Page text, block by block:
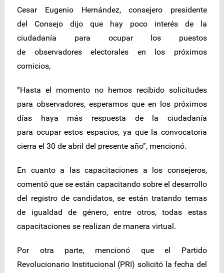
Cesar Eugenio Hernández, consejero presidente
del Consejo dijo que hay poco interés de la
ciudadanía para ocupar los puestos
de observadores electorales en los próximos
comicios,
“Hasta el momento no hemos recibido solicitudes
para observadores, esperamos que en los próximos
días haya más respuesta de la ciudadanía
para ocupar estos espacios, ya que la convocatoria
cierra el 30 de abril del presente año”, mencionó.
En cuanto a las capacitaciones a los consejeros,
comentó que se están capacitando sobre el desarrollo
del registro de candidatos, se están tratando temas
de igualdad de género, entre otros, todas estas
capacitaciones se realizan de manera virtual.
Por otra parte, mencionó que el Partido
Revolucionario Institucional (PRI) solicitó la fecha del